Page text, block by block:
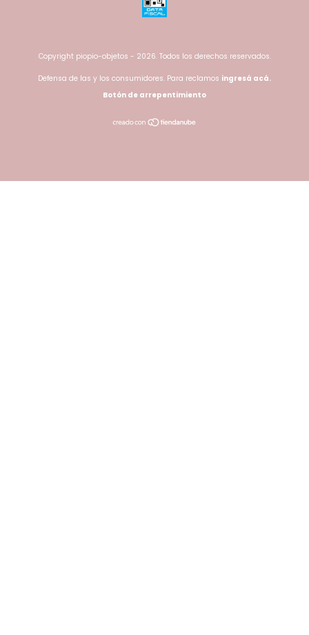
Copyright piopio-objetos - 2026. Todos los derechos reservados.
Defensa de las y los consumidores. Para reclamos ingresá acá.
Botón de arrepentimiento